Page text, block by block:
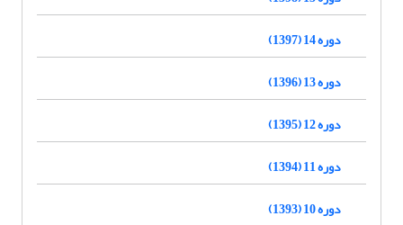
دوره 14 (1397)
دوره 13 (1396)
دوره 12 (1395)
دوره 11 (1394)
دوره 10 (1393)